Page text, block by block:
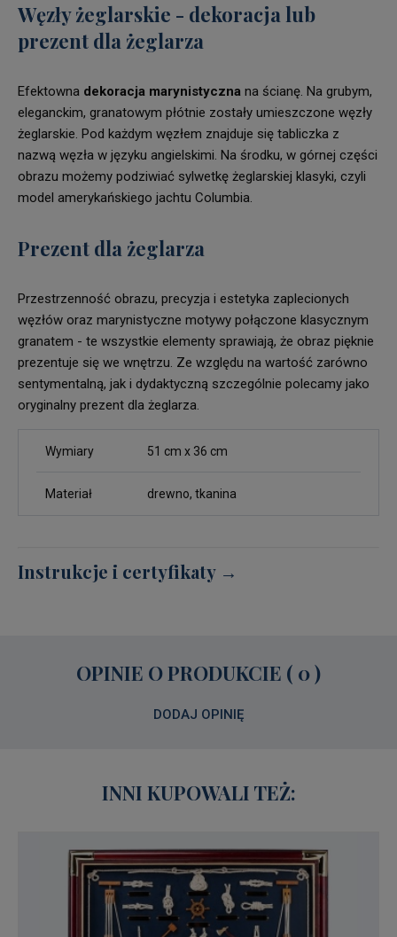
Węzły żeglarskie - dekoracja lub
prezent dla żeglarza
Efektowna dekoracja marynistyczna na ścianę. Na grubym,
eleganckim, granatowym płótnie zostały umieszczone węzły
żeglarskie. Pod każdym węzłem znajduje się tabliczka z
nazwą węzła w języku angielskimi. Na środku, w górnej części
obrazu możemy podziwiać sylwetkę żeglarskiej klasyki, czyli
model amerykańskiego jachtu Columbia.
Prezent dla żeglarza
Przestrzenność obrazu, precyzja i estetyka zaplecionych
węzłów oraz marynistyczne motywy połączone klasycznym
granatem - te wszystkie elementy sprawiają, że obraz pięknie
prezentuje się we wnętrzu. Ze względu na wartość zarówno
sentymentalną, jak i dydaktyczną szczególnie polecamy jako
oryginalny prezent dla żeglarza.
Wymiary 51 cm x 36 cm
Materiał drewno, tkanina
Instrukcje i certyfikaty →
OPINIE O PRODUKCIE ( 0 )
DODAJ OPINIĘ
INNI KUPOWALI TEŻ: